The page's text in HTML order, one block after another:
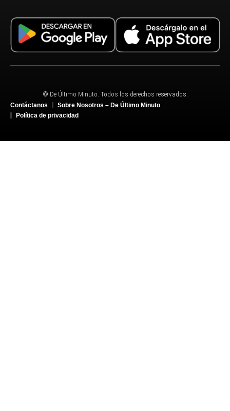
© De Último Minuto. Todos los derechos reservados.
Contáctanos
Sobre Nosotros – De Último Minuto
Política de privacidad